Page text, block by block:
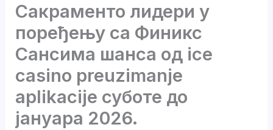
Сакраменто лидери у
поређењу са Финикс
Сансима шанса од ice
casino preuzimanje
aplikacije суботе до
јануара 2026.